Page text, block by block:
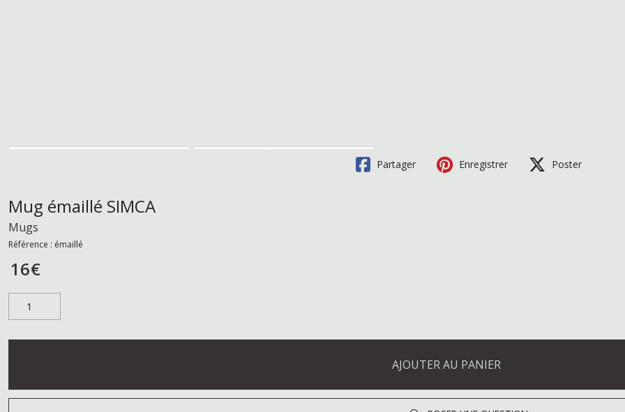
Partager Enregistrer Poster
Mug émaillé SIMCA
Mugs
Référence : émaillé
16€
AJOUTER AU PANIER